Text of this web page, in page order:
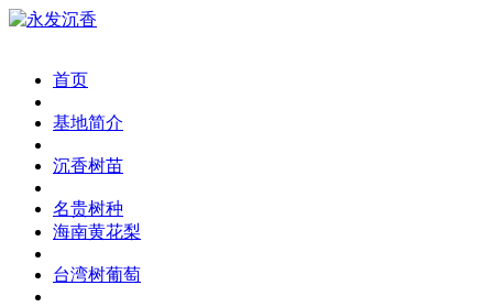
首页
基地简介
沉香树苗
名贵树种
海南黄花梨
台湾树葡萄